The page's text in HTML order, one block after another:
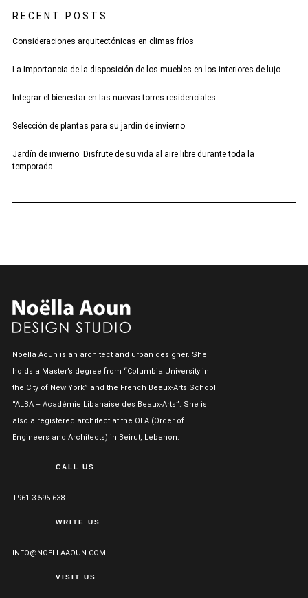
RECENT POSTS
Consideraciones arquitectónicas en climas fríos
La Importancia de la disposición de los muebles en los interiores de lujo
Integrar el bienestar en las nuevas torres residenciales
Selección de plantas para su jardín de invierno
Jardín de invierno: Disfrute de su vida al aire libre durante toda la
temporada
Noëlla Aoun is an architect and urban designer. She
holds a Master’s degree from “Columbia University in
the City of New York” and the French Beaux-Arts School
“ALBA – Académie Libanaise des Beaux-Arts”. She is
also a registered architect at the OEA (Order of
Engineers and Architects) in Beirut, Lebanon.
CALL US
+961 3 595 638
WRITE US
INFO@NOELLAAOUN.COM
VISIT US